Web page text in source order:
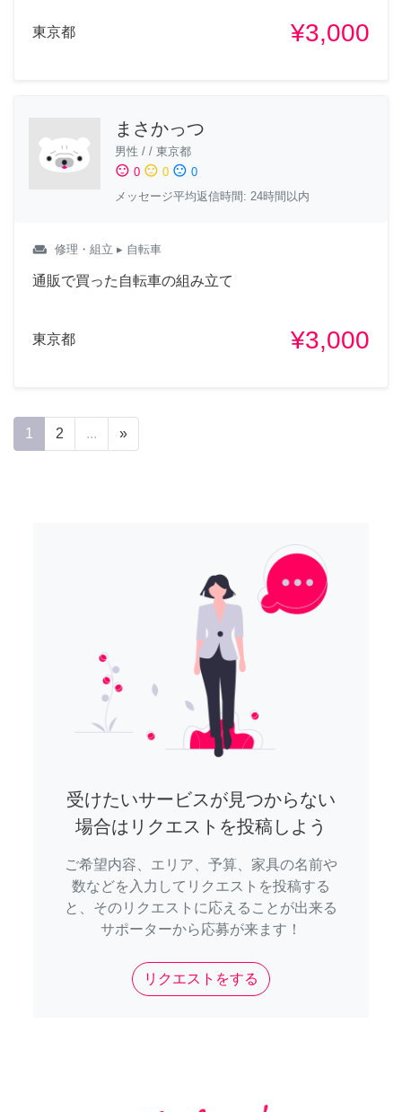
東京都 ¥3,000
まさかっつ
男性 / / 東京都
sentiment_satisfied 0 sentiment_neutral 0 sentiment_dissatisfied 0
メッセージ平均返信時間: 24時間以内
weekend 修理・組立 ▸ 自転車
通販で買った自転車の組み立て
東京都 ¥3,000
1 2 ... »
受けたいサービスが見つからない
場合はリクエストを投稿しよう
ご希望内容、エリア、予算、家具の名前や
数などを入力してリクエストを投稿する
と、そのリクエストに応えることが出来る
サポーターから応募が来ます！
リクエストをする